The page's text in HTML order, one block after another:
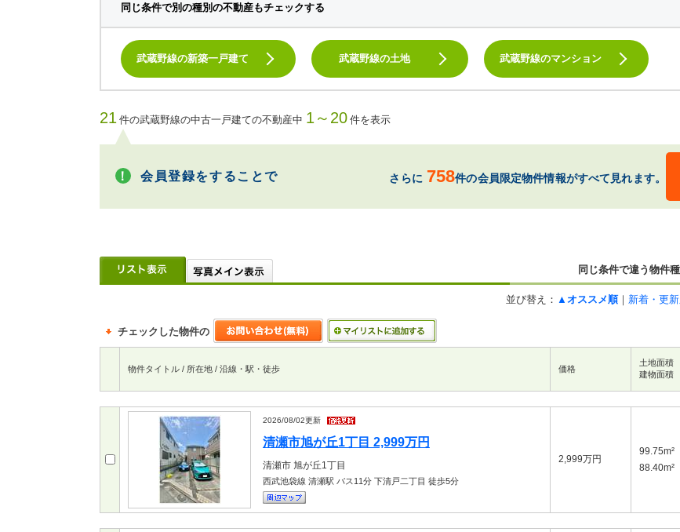
同じ条件で別の種別の不動産もチェックする
武蔵野線の新築一戸建て 武蔵野線の土地 武蔵野線のマンション
21 件の武蔵野線の中古一戸建ての不動産中 1～20 件を表示
会員登録をすることで さらに 758件の会員限定物件情報がすべて見れます。
同じ条件で違う物件
並び替え： ▲オススメ順｜ 新着・更
チェックした物件の
物件タイトル / 所在地 / 沿線・駅・徒歩 価格
土地面積
建物面積
2026/08/02更新
清瀬市旭が丘1丁目 2,999万円
清瀬市 旭が丘1丁目
西武池袋線 清瀬駅 バス11分 下清戸二丁目 徒歩5分
2,999万円
99.75m²
88.40m²